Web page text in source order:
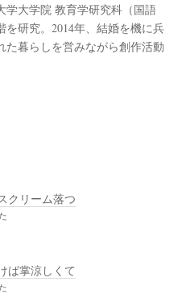
学大学院 教育学研究科（国語
研究。2014年、結婚を機に兵
た暮らしを営みながら創作活動
クリーム落つ
ば掌涼しくて